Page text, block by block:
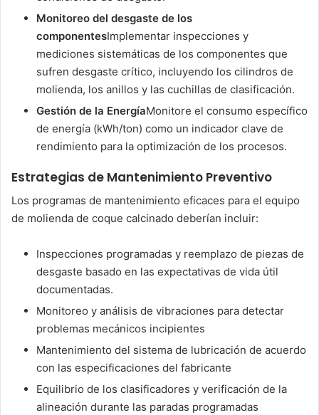
Monitoreo del desgaste de los
componentesImplementar inspecciones y
mediciones sistemáticas de los componentes que
sufren desgaste crítico, incluyendo los cilindros de
molienda, los anillos y las cuchillas de clasificación.
Gestión de la EnergíaMonitore el consumo específico
de energía (kWh/ton) como un indicador clave de
rendimiento para la optimización de los procesos.
Estrategias de Mantenimiento Preventivo
Los programas de mantenimiento eficaces para el equipo
de molienda de coque calcinado deberían incluir:
Inspecciones programadas y reemplazo de piezas de
desgaste basado en las expectativas de vida útil
documentadas.
Monitoreo y análisis de vibraciones para detectar
problemas mecánicos incipientes
Mantenimiento del sistema de lubricación de acuerdo
con las especificaciones del fabricante
Equilibrio de los clasificadores y verificación de la
alineación durante las paradas programadas